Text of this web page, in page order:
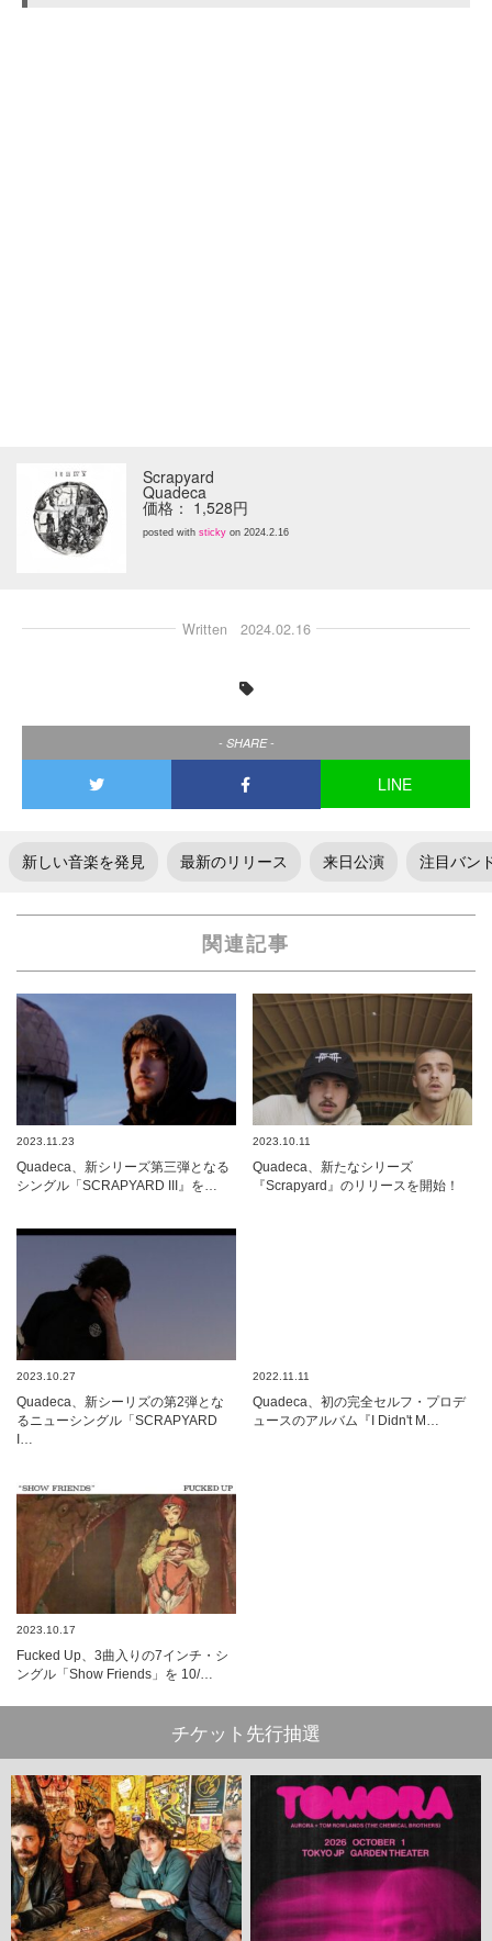
Scrapyard
Quadeca
価格： 1,528円
posted with sticky on 2024.2.16
Written 2024.02.16
- SHARE -
LINE
新しい音楽を発見 最新のリリース 来日公演 注目バン
関連記事
2023.11.23
Quadeca、新シリーズ第三弾となる
シングル「SCRAPYARD III』を…
2023.10.11
Quadeca、新たなシリーズ
『Scrapyard』のリリースを開始！
2023.10.27
Quadeca、新シーリズの第2弾とな
るニューシングル「SCRAPYARD
I…
2022.11.11
Quadeca、初の完全セルフ・プロデ
ュースのアルバム『I Didn't M…
2023.10.17
Fucked Up、3曲入りの7インチ・シ
ングル「Show Friends」を 10/…
チケット先行抽選